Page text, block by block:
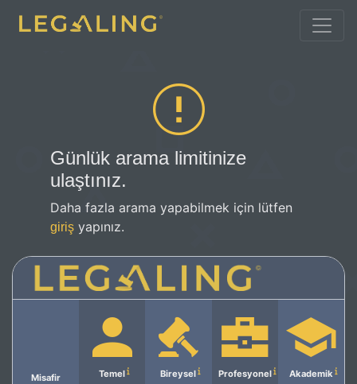
Günlük arama limitinize
ulaştınız.
Daha fazla arama yapabilmek için lütfen
giriş yapınız.
Misafir Temel Bireysel Profesyonel Akademik